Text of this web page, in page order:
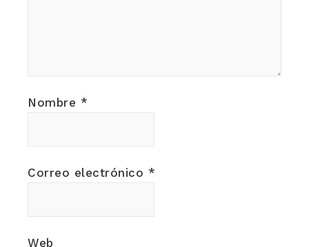
Nombre *
Correo electrónico *
Web